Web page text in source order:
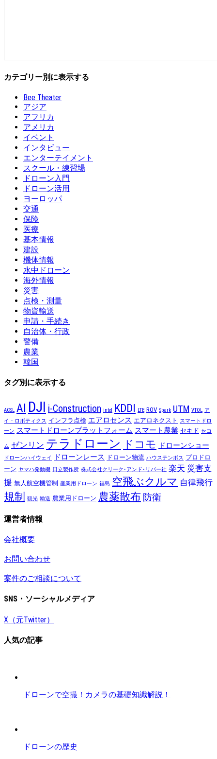
カテゴリー別に表示する
Bee Theater
アジア
アフリカ
アメリカ
イベント
インタビュー
エンターテイメント
スクール・練習場
ドローン入門
ドローン活用
ヨーロッパ
交通
保険
医療
基本情報
建設
機体情報
水中ドローン
海外情報
災害
点検・測量
物資輸送
申請・手続き
自治体・行政
警備
農業
韓国
タグ別に表示する
ACSL AI DJI i-Construction intel KDDI LTE ROV Spark UTM VTOL
ア
イ・ロボティクス インフラ点検 エアロセンス エアロネクスト
スマートドロ
ーン スマートドローンプラットフォーム スマート農業 セキド セコ
ム ゼンリン テラドローン ドコモ ドローンショー
ドローンハイウェイ ドローンレース ドローン物流 ハウステンボス プロドロ
ーン ヤマハ発動機 日立製作所 株式会社クリーク･アンド･リバー社 楽天 災害支
援 無人航空機管制 産業用ドローン 福島 空飛ぶクルマ 自律飛行
規制 観光 輸送 農業用ドローン 農薬散布 防衛
運営者情報
会社概要
お問い合わせ
案件のご相談について
SNS・ソーシャルメディア
X（元Twitter）
人気の記事
ドローンで空撮！カメラの基礎知識解説！
ドローンの歴史